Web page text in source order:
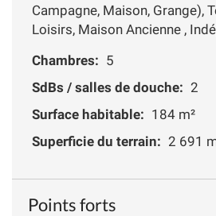
Campagne, Maison, Grange),
Loisirs, Maison Ancienne ,
Chambres: 5
SdBs / salles de douche: 2
Surface habitable: 184 m²
Superficie du terrain: 2 691
Points forts